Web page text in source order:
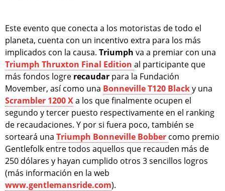
Este evento que conecta a los motoristas de todo el
planeta, cuenta con un incentivo extra para los más
implicados con la causa. Triumph va a premiar con una
Triumph Thruxton Final Edition al participante que
más fondos logre recaudar para la Fundación
Movember, así como una Bonneville T120 Blacky una
Scrambler 1200 Xa los que finalmente ocupen el
segundo y tercer puesto respectivamente en el ranking
de recaudaciones. Y por si fuera poco, también se
sorteará una Triumph Bonneville Bobber como premio
Gentlefolk entre todos aquellos que recauden más de
250 dólares y hayan cumplido otros 3 sencillos logros
(más información en la web
www.gentlemansride.com).